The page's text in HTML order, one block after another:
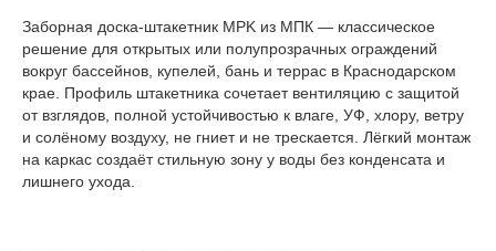
Заборная доска-штакетник MPK из МПК — классическое
решение для открытых или полупрозрачных ограждений
вокруг бассейнов, купелей, бань и террас в Краснодарском
крае. Профиль штакетника сочетает вентиляцию с защитой
от взглядов, полной устойчивостью к влаге, УФ, хлору, ветру
и солёному воздуху, не гниет и не трескается. Лёгкий монтаж
на каркас создаёт стильную зону у воды без конденсата и
лишнего ухода.